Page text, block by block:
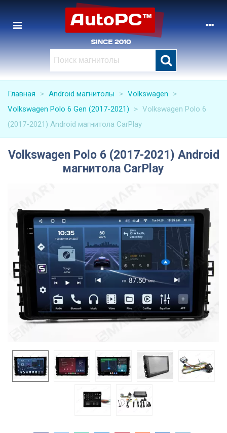
Главная > Android магнитолы > Volkswagen
>
Volkswagen Polo 6 Gen (2017-2021)
> Volkswagen Polo 6
(2017-2021) Android магнитола CarPlay
Volkswagen Polo 6 (2017-2021) Android
магнитола CarPlay